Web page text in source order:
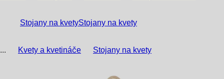
Stojany na kvetyStojany na kvety
... Kvety a kvetináče Stojany na kvety